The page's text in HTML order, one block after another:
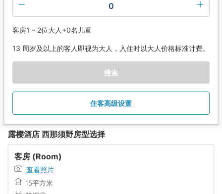
0
客房1 – 2位大人+0名儿童
13 周岁及以上的客人即视为大人，入住时以大人价格标准计费。
搜索
住客高级设置
露樱酒店 西那须野房型选择
客房 (Room)
查看照片
15平方米